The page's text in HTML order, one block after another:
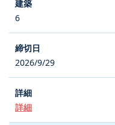
6
2026/9/29
詳細